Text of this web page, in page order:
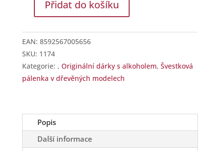
Švestková
v
dřevěném
modelu
vrtulníku
množství
Přidat do košíku
EAN: 8592567005656
SKU: 1174
Kategorie: , Originální dárky s alkoholem, Švestková
pálenka v dřevěných modelech
Popis
Další informace